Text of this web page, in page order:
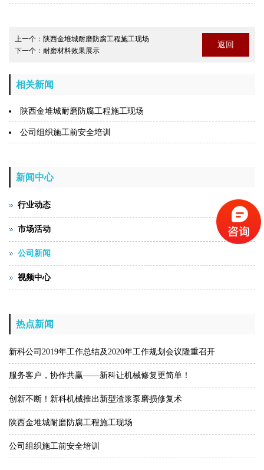
上一个： 陕西金堆城耐磨防腐工程施工现场
下一个： 耐磨材料效果展示
返回
相关新闻
陕西金堆城耐磨防腐工程施工现场
公司组织施工前安全培训
新闻中心
行业动态
市场活动
公司新闻
视频中心
热点新闻
新科公司2019年工作总结及2020年工作规划会议隆重召开
服务客户，协作共赢——新科让机械修复更简单！
创新不断！新科机械推出新型渣浆泵磨损修复术
陕西金堆城耐磨防腐工程施工现场
公司组织施工前安全培训